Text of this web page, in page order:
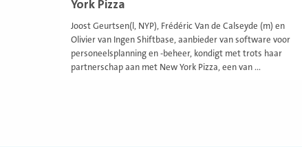
York Pizza
Joost Geurtsen(l, NYP), Frédéric Van de Calseyde (m) en
Olivier van Ingen Shiftbase, aanbieder van software voor
personeelsplanning en -beheer, kondigt met trots haar
partnerschap aan met New York Pizza, een van ...